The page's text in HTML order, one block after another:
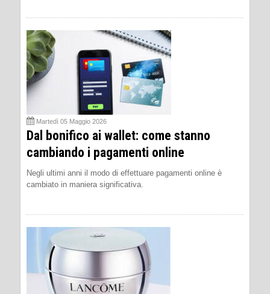
Martedì 05 Maggio 2026
Dal bonifico ai wallet: come stanno
cambiando i pagamenti online
Negli ultimi anni il modo di effettuare pagamenti online è
cambiato in maniera significativa.